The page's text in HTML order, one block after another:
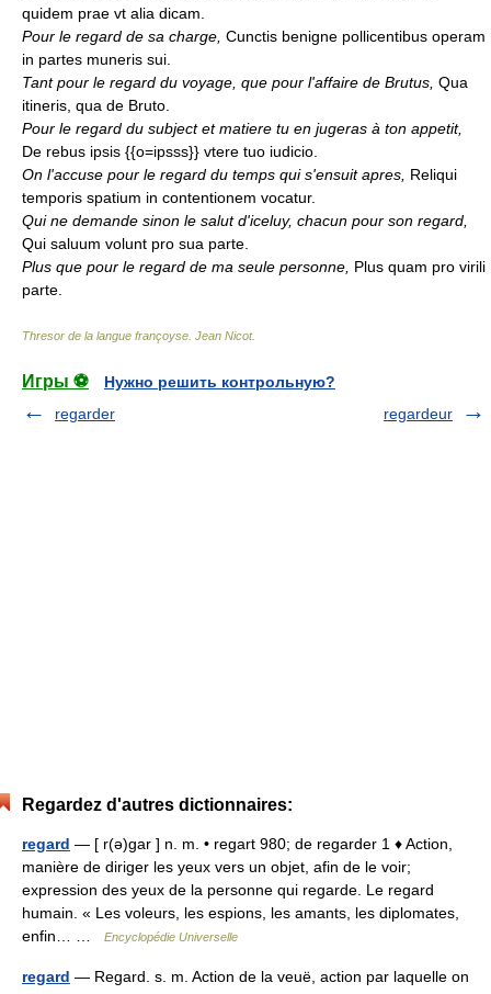
quidem prae vt alia dicam.
Pour le regard de sa charge, Cunctis benigne pollicentibus operam
in partes muneris sui.
Tant pour le regard du voyage, que pour l'affaire de Brutus, Qua
itineris, qua de Bruto.
Pour le regard du subject et matiere tu en jugeras à ton appetit,
De rebus ipsis {{o=ipsss}} vtere tuo iudicio.
On l'accuse pour le regard du temps qui s'ensuit apres, Reliqui
temporis spatium in contentionem vocatur.
Qui ne demande sinon le salut d'iceluy, chacun pour son regard,
Qui saluum volunt pro sua parte.
Plus que pour le regard de ma seule personne, Plus quam pro virili
parte.
Thresor de la langue françoyse Jean Nicot.
Игры ⚽
Нужно решить контрольную?
regarder
regardeur
Regardez d'autres dictionnaires:
regard — [ r(ə)gar ] n. m. • regart 980; de regarder 1 ♦ Action,
manière de diriger les yeux vers un objet, afin de le voir;
expression des yeux de la personne qui regarde. Le regard
humain. « Les voleurs, les espions, les amants, les diplomates,
enfin… …
Encyclopédie Universelle
regard — Regard. s. m. Action de la veuë, action par laquelle on